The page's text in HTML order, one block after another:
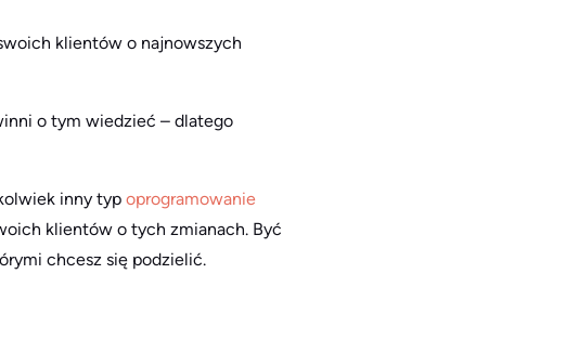
klientów o najnowszych
o tym wiedzieć – dlatego
inny typ oprogramowanie
klientów o tych zmianach. Być
chcesz się podzielić.